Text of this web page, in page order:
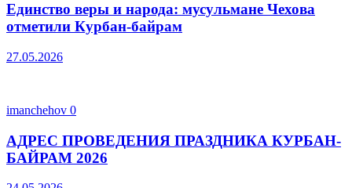
Единство веры и народа: мусульмане Чехова
отметили Курбан-байрам
27.05.2026
imanchehov 0
АДРЕС ПРОВЕДЕНИЯ ПРАЗДНИКА КУРБАН-
БАЙРАМ 2026